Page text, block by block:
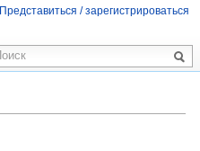
Представиться / зарегистрироваться